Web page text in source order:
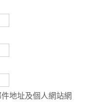
地址及個人網站網